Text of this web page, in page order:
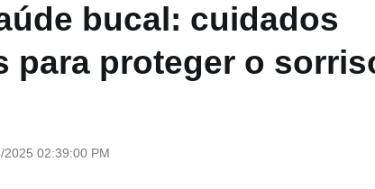
bucal: cuidados
para proteger o
2025 02:39:00 PM